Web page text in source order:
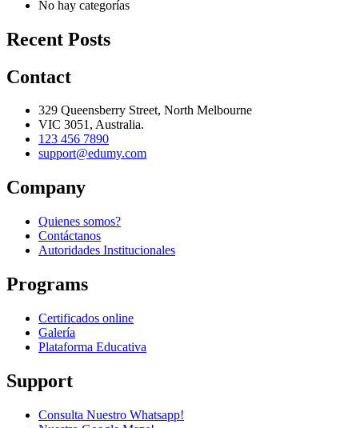
No hay categorías
Recent Posts
Contact
329 Queensberry Street, North Melbourne
VIC 3051, Australia.
123 456 7890
support@edumy.com
Company
Quienes somos?
Contáctanos
Autoridades Institucionales
Programs
Certificados online
Galería
Plataforma Educativa
Support
Consulta Nuestro Whatsapp!